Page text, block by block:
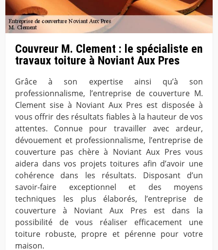
Couvreur M. Clement : le spécialiste en
travaux toiture à Noviant Aux Pres
Grâce à son expertise ainsi qu’à son
professionnalisme, l’entreprise de couverture M.
Clement sise à Noviant Aux Pres est disposée à
vous offrir des résultats fiables à la hauteur de vos
attentes. Connue pour travailler avec ardeur,
dévouement et professionnalisme, l’entreprise de
couverture pas chère à Noviant Aux Pres vous
aidera dans vos projets toitures afin d’avoir une
cohérence dans les résultats. Disposant d’un
savoir-faire exceptionnel et des moyens
techniques les plus élaborés, l’entreprise de
couverture à Noviant Aux Pres est dans la
possibilité de vous réaliser efficacement une
toiture robuste, propre et pérenne pour votre
maison.